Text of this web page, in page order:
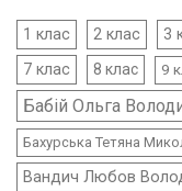
1 клас 2 клас 3
7 клас 8 клас 9
Бабій Ольга
Бахурська Тетяна
Вандич Любов